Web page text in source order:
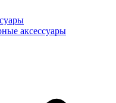
аксессуары